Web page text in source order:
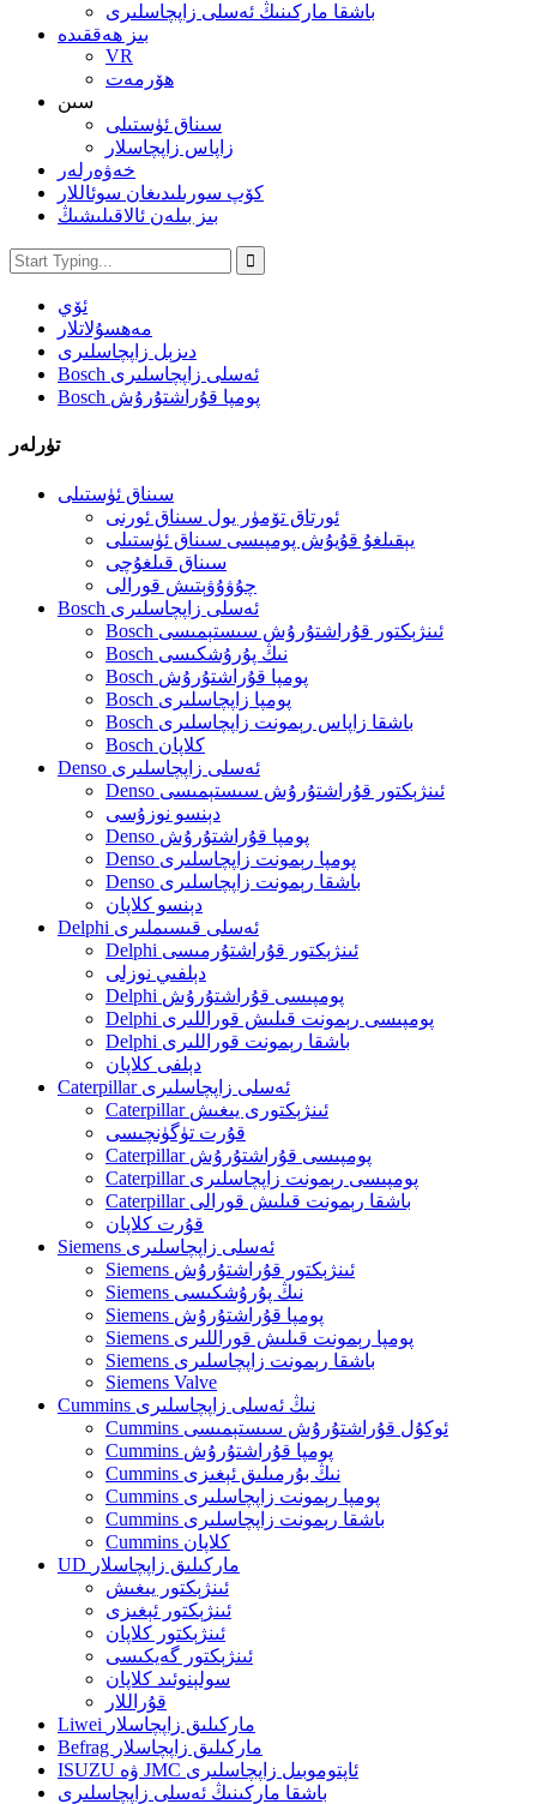
باشقا ماركىنىڭ ئەسلى زاپچاسلىرى
بىز ھەققىدە
VR
ھۆرمەت
سىن
سىناق ئۈستىلى
زاپاس زاپچاسلار
خەۋەرلەر
كۆپ سورىلىدىغان سوئاللار
بىز بىلەن ئالاقىلىشىڭ
ئۆي
مەھسۇلاتلار
دىزېل زاپچاسلىرى
Bosch ئەسلى زاپچاسلىرى
Bosch پومپا قۇراشتۇرۇش
تۈرلەر
سىناق ئۈستىلى
ئورتاق تۆمۈر يول سىناق ئورنى
يېقىلغۇ قۇيۇش پومپىسى سىناق ئۈستىلى
سىناق قىلغۇچى
چۇۋۇۋېتىش قورالى
Bosch ئەسلى زاپچاسلىرى
Bosch ئىنژېكتور قۇراشتۇرۇش سىستېمىسى
Bosch نىڭ پۇرۇشكىسى
Bosch پومپا قۇراشتۇرۇش
Bosch پومپا زاپچاسلىرى
Bosch باشقا زاپاس رېمونت زاپچاسلىرى
Bosch كلاپان
Denso ئەسلى زاپچاسلىرى
Denso ئىنژېكتور قۇراشتۇرۇش سىستېمىسى
دېنسو نوزۇسى
Denso پومپا قۇراشتۇرۇش
Denso پومپا رېمونت زاپچاسلىرى
Denso باشقا رېمونت زاپچاسلىرى
دېنسو كلاپان
Delphi ئەسلى قىسىملىرى
Delphi ئىنژېكتور قۇراشتۇرمىسى
دېلفىي نوزلى
Delphi پومپىسى قۇراشتۇرۇش
Delphi پومپىسى رېمونت قىلىش قوراللىرى
Delphi باشقا رېمونت قوراللىرى
دېلفى كلاپان
Caterpillar ئەسلى زاپچاسلىرى
Caterpillar ئىنژېكتورى يىغىش
قۇرت تۈگۈنچىسى
Caterpillar پومپىسى قۇراشتۇرۇش
Caterpillar پومپىسى رېمونت زاپچاسلىرى
Caterpillar باشقا رېمونت قىلىش قورالى
قۇرت كلاپان
Siemens ئەسلى زاپچاسلىرى
Siemens ئىنژېكتور قۇراشتۇرۇش
Siemens نىڭ پۇرۇشكىسى
Siemens پومپا قۇراشتۇرۇش
Siemens پومپا رېمونت قىلىش قوراللىرى
Siemens باشقا رېمونت زاپچاسلىرى
Siemens Valve
Cummins نىڭ ئەسلى زاپچاسلىرى
Cummins ئوكۇل قۇراشتۇرۇش سىستېمىسى
Cummins پومپا قۇراشتۇرۇش
Cummins نىڭ بۇرمىلىق ئېغىزى
Cummins پومپا رېمونت زاپچاسلىرى
Cummins باشقا رېمونت زاپچاسلىرى
Cummins كلاپان
UD ماركىلىق زاپچاسلار
ئىنژېكتور يىغىش
ئىنژېكتور ئېغىزى
ئىنژېكتور كلاپان
ئىنژېكتور گەيكىسى
سولېنوئىد كلاپان
قۇراللار
Liwei ماركىلىق زاپچاسلار
Befrag ماركىلىق زاپچاسلار
ISUZU ۋە JMC ئاپتوموبىل زاپچاسلىرى
باشقا ماركىنىڭ ئەسلى زاپچاسلىرى